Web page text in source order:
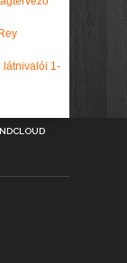
látnivalói 1-